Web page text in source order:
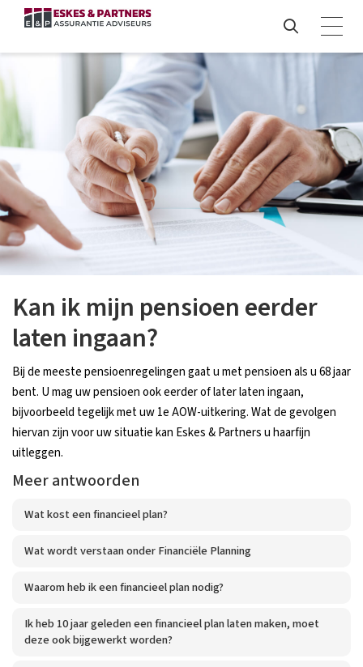
Kan ik mijn pensioen eerder
laten ingaan?
Bij de meeste pensioenregelingen gaat u met pensioen als u 68 jaar
bent. U mag uw pensioen ook eerder of later laten ingaan,
bijvoorbeeld tegelijk met uw 1e AOW-uitkering. Wat de gevolgen
hiervan zijn voor uw situatie kan Eskes & Partners u haarfijn
uitleggen.
Meer antwoorden
Wat kost een financieel plan?
Wat wordt verstaan onder Financiële Planning
Waarom heb ik een financieel plan nodig?
Ik heb 10 jaar geleden een financieel plan laten maken, moet
deze ook bijgewerkt worden?